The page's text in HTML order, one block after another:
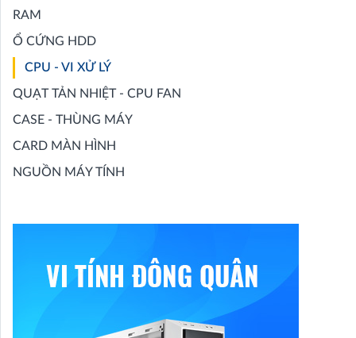
RAM
Ổ CỨNG HDD
CPU - VI XỬ LÝ
QUẠT TẢN NHIỆT - CPU FAN
CASE - THÙNG MÁY
CARD MÀN HÌNH
NGUỒN MÁY TÍNH